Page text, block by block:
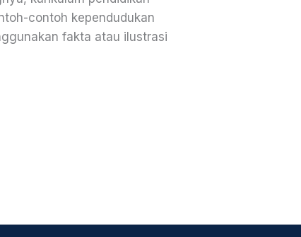
contoh kependudukan
fakta atau ilustrasi